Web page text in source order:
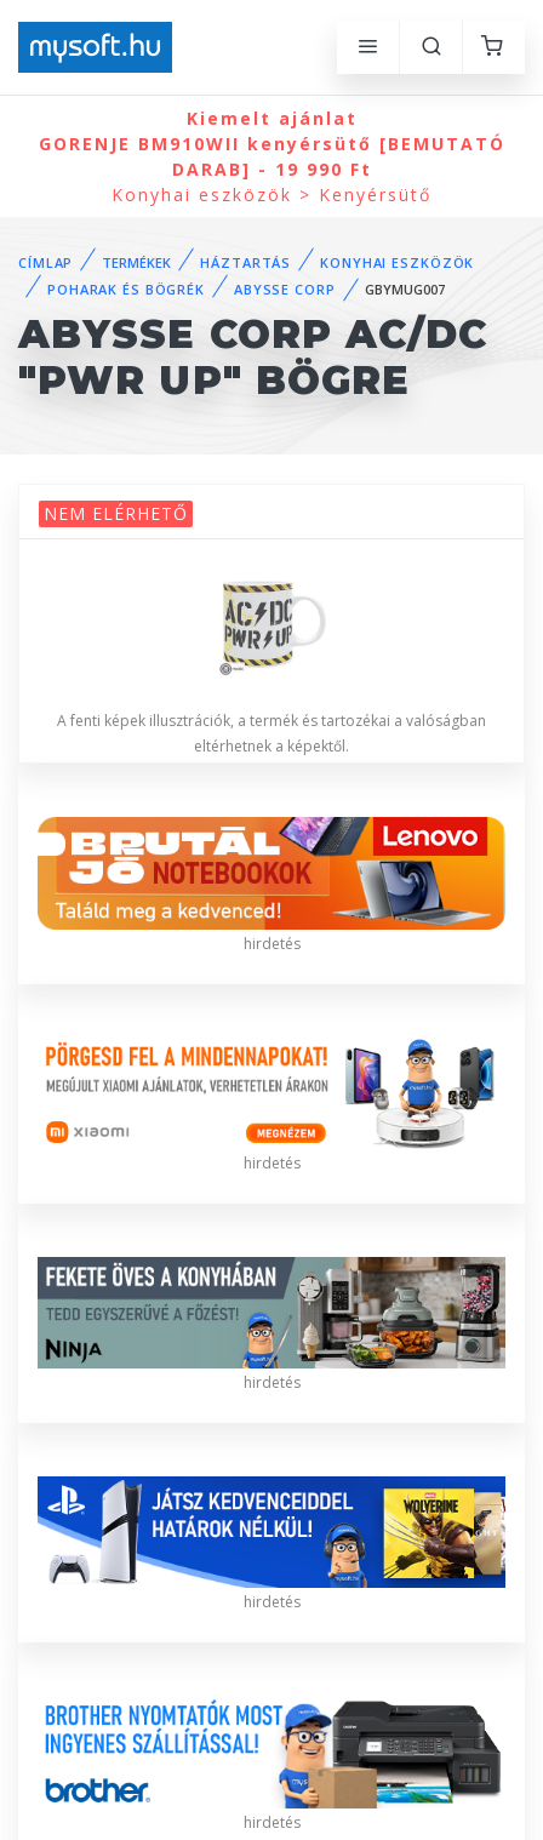
Kiemelt ajánlat
GORENJE BM910WII kenyérsütő [BEMUTATÓ
DARAB] - 19 990 Ft
Konyhai eszközök > Kenyérsütő
CÍMLAP TERMÉKEK HÁZTARTÁS
KONYHAI ESZKÖZÖK
POHARAK ÉS BÖGRÉK
ABYSSE CORP GBYMUG007
ABYSSE CORP AC/DC
"PWR UP" BÖGRE
NEM ELÉRHETŐ
A fenti képek illusztrációk, a termék és tartozékai a valóságban
eltérhetnek a képektől.
hirdetés
hirdetés
hirdetés
hirdetés
hirdetés